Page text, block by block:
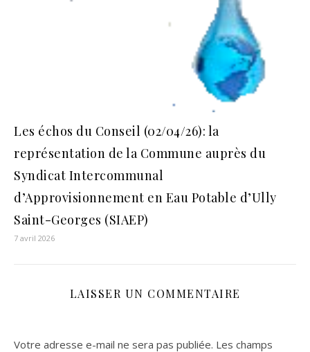
Les échos du Conseil (02/04/26): la
représentation de la Commune auprès du
Syndicat Intercommunal
d’Approvisionnement en Eau Potable d’Ully
Saint-Georges (SIAEP)
7 avril 2026
LAISSER UN COMMENTAIRE
Votre adresse e-mail ne sera pas publiée. Les champs